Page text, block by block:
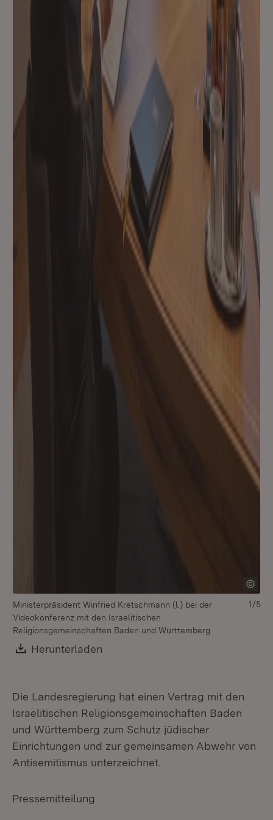
Ministerpräsident Winfried Kretschmann (l.) bei der
Videokonferenz mit den Israelitischen
Religionsgemeinschaften Baden und Württemberg
Download:
Herunterladen
1/5
Die Landesregierung hat einen Vertrag mit den
Israelitischen Religionsgemeinschaften Baden
und Württemberg zum Schutz jüdischer
Einrichtungen und zur gemeinsamen Abwehr von
Antisemitismus unterzeichnet.
Pressemitteilung